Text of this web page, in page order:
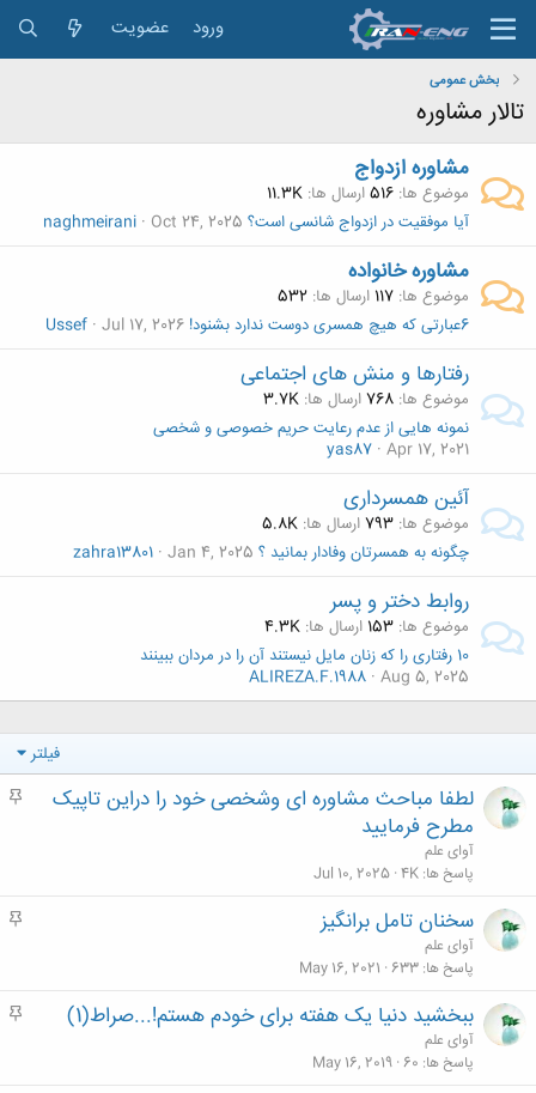
ورود عضویت
بخش عمومی
تالار مشاوره
مشاوره ازدواج
موضوع ها 516ارسال ها 11.3K
آیا موفقیت در ازدواج شانسی است؟ Oct 24, 2025
naghmeirani
مشاوره خانواده
موضوع ها 117 ارسال ها 532
6عبارتی که هیچ همسری دوست ندارد بشنود!
Jul 17, 2026
Ussef
رفتارها و منش های اجتماعی
موضوع ها 768ارسال ها 3.7K
نمونه هایی از عدم رعایت حریم خصوصی و شخصی
Apr 17, 2021
yas87
آئین همسرداری
موضوع ها 793ارسال ها 5.8K
چگونه به همسرتان وفادار بمانید ؟ Jan 4, 2025
zahra13801
روابط دختر و پسر
موضوع ها 153 ارسال ها 4.3K
10 رفتاری را که زنان مایل نیستند آن را در مردان ببینند
Aug 5, 2025
ALIREZA.F.1988
فیلتر
م
لطفا مباحث مشاوره ای وشخصی خود را دراین تاپیک
مطرح فرمایید
آوای علم
پاسخ ها 4K
Jul 10, 2025
م
سخنان تامل برانگیز
آوای علم
پاسخ ها 633
May 16, 2021
م
ببخشید دنیا یک هفته برای خودم هستم!...صراط(1)
آوای علم
پاسخ ها 60
May 16, 2019